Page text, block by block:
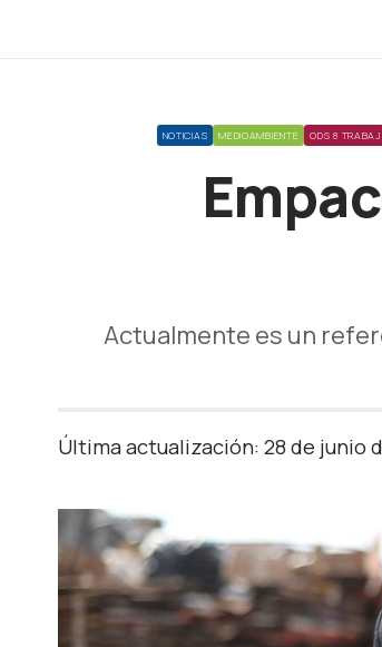
NOTICIAS MEDIOAMBIENTE ODS 8
Actualmente es un
Última actualización: 28 de junio